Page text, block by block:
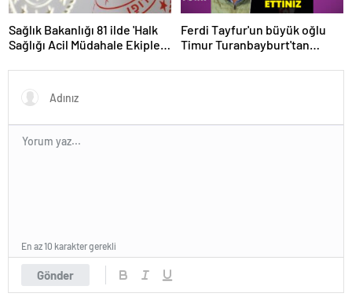
Sağlık Bakanlığı 81 ilde 'Halk
Sağlığı Acil Müdahale Ekipleri'
Ferdi Tayfur'un büyük oğlu
Timur Turanbayburt'tan
Gönder
En az 10 karakter gerekli